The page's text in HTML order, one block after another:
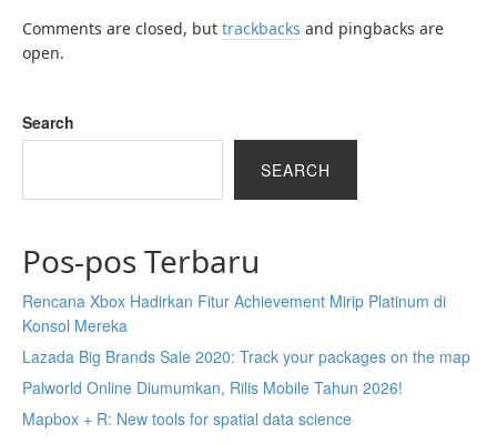
Comments are closed, but trackbacks and pingbacks are
open.
Search
SEARCH
Pos-pos Terbaru
Rencana Xbox Hadirkan Fitur Achievement Mirip Platinum di
Konsol Mereka
Lazada Big Brands Sale 2020: Track your packages on the map
Palworld Online Diumumkan, Rilis Mobile Tahun 2026!
Mapbox + R: New tools for spatial data science